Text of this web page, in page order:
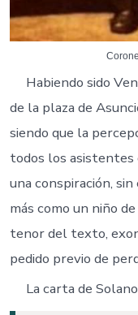
Habiendo sido
de la plaza de
siendo que la
todos los asistentes
una conspiración,
más como un niño
tenor del texto,
pedido previo de
La carta de